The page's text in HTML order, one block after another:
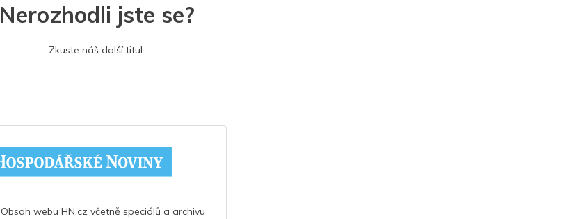
Nerozhodli jste se?
Zkuste náš další titul.
Obsah webu HN.cz včetně speciálů a archivu